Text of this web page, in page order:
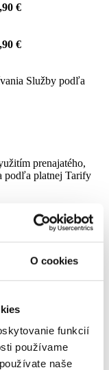
O cookies
funkcií
používame
naše
€
€
Služby podľa
prenajatého,
podľa platnej Tarify
len s využitím
ConnectBox
od Poskytovateľa
v Tarife
modemu
inštaláciou), a
Internet.